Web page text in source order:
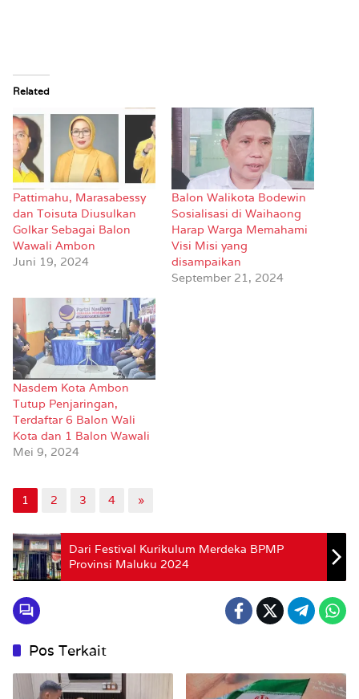
Related
Pattimahu, Marasabessy
dan Toisuta Diusulkan
Golkar Sebagai Balon
Wawali Ambon
Juni 19, 2024
Balon Walikota Bodewin
Sosialisasi di Waihaong
Harap Warga Memahami
Visi Misi yang
disampaikan
September 21, 2024
Nasdem Kota Ambon
Tutup Penjaringan,
Terdaftar 6 Balon Wali
Kota dan 1 Balon Wawali
Mei 9, 2024
1 2 3 4 »
Dari Festival Kurikulum Merdeka BPMP
Provinsi Maluku 2024
Pos Terkait